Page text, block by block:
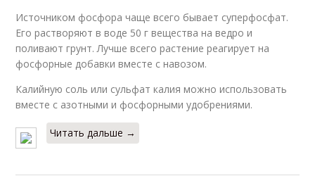
Источником фосфора чаще всего бывает суперфосфат.
Его растворяют в воде 50 г вещества на ведро и
поливают грунт. Лучше всего растение реагирует на
фосфорные добавки вместе с навозом.
Калийную соль или сульфат калия можно использовать
вместе с азотными и фосфорными удобрениями.
Читать дальше →